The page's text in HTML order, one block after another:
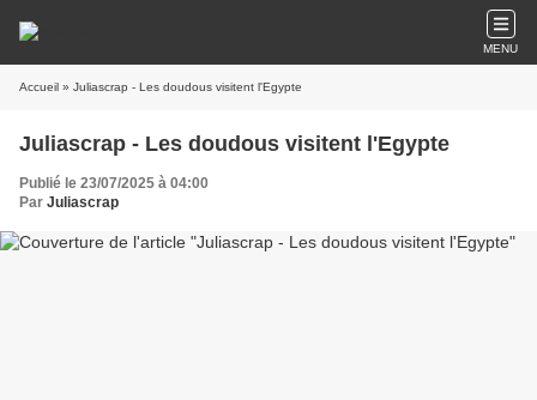
MENU
Accueil » Juliascrap - Les doudous visitent l'Egypte
Juliascrap - Les doudous visitent l'Egypte
Publié le 23/07/2025 à 04:00
Par Juliascrap